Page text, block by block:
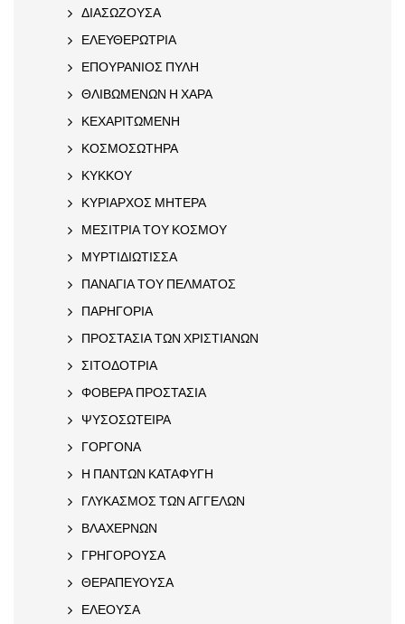
ΔΙΑΣΩΖΟΥΣΑ
ΕΛΕΥΘΕΡΩΤΡΙΑ
ΕΠΟΥΡΑΝΙΟΣ ΠΥΛΗ
ΘΛΙΒΩΜΕΝΩΝ Η ΧΑΡΑ
ΚΕΧΑΡΙΤΩΜΕΝΗ
ΚΟΣΜΟΣΩΤΗΡΑ
ΚΥΚΚΟΥ
ΚΥΡΙΑΡΧΟΣ ΜΗΤΕΡΑ
ΜΕΣΙΤΡΙΑ ΤΟΥ ΚΟΣΜΟΥ
ΜΥΡΤΙΔΙΩΤΙΣΣΑ
ΠΑΝΑΓΙΑ ΤΟΥ ΠΕΛΜΑΤΟΣ
ΠΑΡΗΓΟΡΙΑ
ΠΡΟΣΤΑΣΙΑ ΤΩΝ ΧΡΙΣΤΙΑΝΩΝ
ΣΙΤΟΔΟΤΡΙΑ
ΦΟΒΕΡΑ ΠΡΟΣΤΑΣΙΑ
ΨΥΣΟΣΩΤΕΙΡΑ
ΓΟΡΓΟΝΑ
Η ΠΑΝΤΩΝ ΚΑΤΑΦΥΓΗ
ΓΛΥΚΑΣΜΟΣ ΤΩΝ ΑΓΓΕΛΩΝ
ΒΛΑΧΕΡΝΩΝ
ΓΡΗΓΟΡΟΥΣΑ
ΘΕΡΑΠΕΥΟΥΣΑ
ΕΛΕΟΥΣΑ